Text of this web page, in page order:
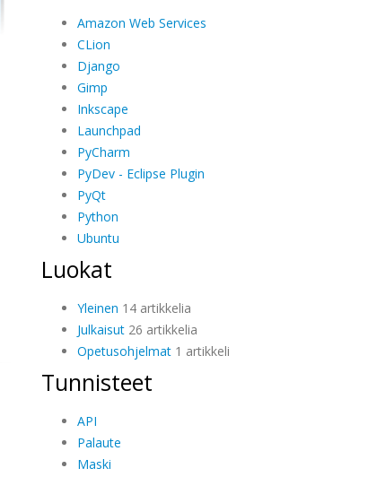
Amazon Web Services
CLion
Django
Gimp
Inkscape
Launchpad
PyCharm
PyDev - Eclipse Plugin
PyQt
Python
Ubuntu
Luokat
Yleinen 14 artikkelia
Julkaisut26 artikkelia
Opetusohjelmat1 artikkeli
Tunnisteet
API
Palaute
Maski